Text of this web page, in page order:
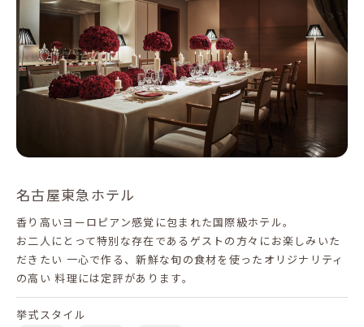
名古屋東急ホテル
香り高いヨーロピアン感覚に包まれた国際級ホテル。
お二人にとって特別な存在であるゲストの方々にお楽しみいた
だきたい 一心で作る、新鮮な旬の食材を使ったオリジナリティ
の高い 料理には定評があります。
挙式スタイル